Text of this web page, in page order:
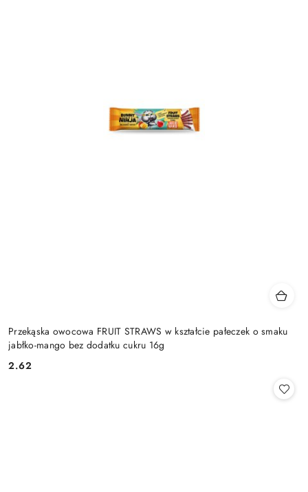
Przekąska owocowa FRUIT STRAWS w kształcie pałeczek o smaku
jabłko-mango bez dodatku cukru 16g
Cena:
2.62